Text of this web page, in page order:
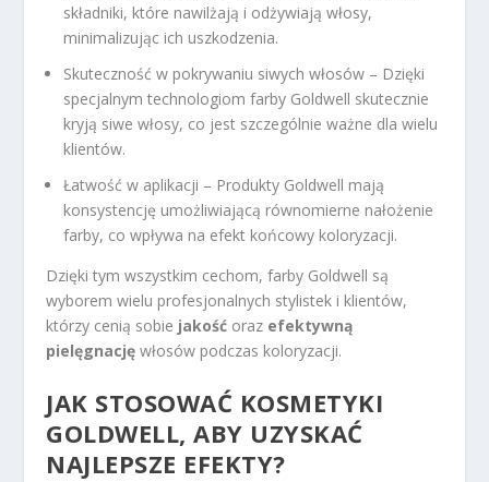
składniki, które nawilżają i odżywiają włosy,
minimalizując ich uszkodzenia.
Skuteczność w pokrywaniu siwych włosów – Dzięki
specjalnym technologiom farby Goldwell skutecznie
kryją siwe włosy, co jest szczególnie ważne dla wielu
klientów.
Łatwość w aplikacji – Produkty Goldwell mają
konsystencję umożliwiającą równomierne nałożenie
farby, co wpływa na efekt końcowy koloryzacji.
Dzięki tym wszystkim cechom, farby Goldwell są
wyborem wielu profesjonalnych stylistek i klientów,
którzy cenią sobie jakość oraz efektywną
pielęgnację włosów podczas koloryzacji.
JAK STOSOWAĆ KOSMETYKI
GOLDWELL, ABY UZYSKAĆ
NAJLEPSZE EFEKTY?